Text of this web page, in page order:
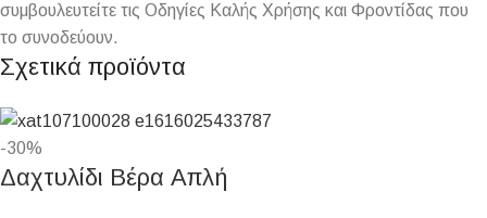
συμβουλευτείτε τις Οδηγίες Καλής Χρήσης και Φροντίδας που
το συνοδεύουν.
Σχετικά προϊόντα
-30%
Δαχτυλίδι Βέρα Απλή